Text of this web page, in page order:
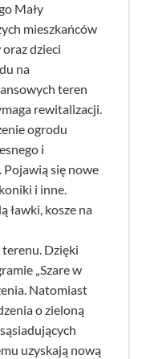
Mały
mieszkańców
dzieci
na
teren
rewitalizacji.
ogrodu
i
Pojawią się nowe
i inne.
ławki, kosze na
Dzięki
„Szare w
Natomiast
o zieloną
uzyskają nową